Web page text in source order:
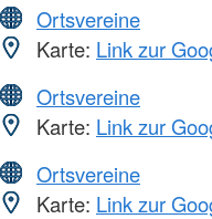
Ortsvereine
Karte: Link zur
Ortsvereine
Karte: Link zur
Ortsvereine
Karte: Link zur